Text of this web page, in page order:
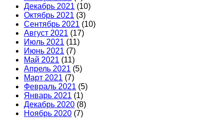
Декабрь 2021 (10)
Октябрь 2021 (3)
Сентябрь 2021 (10)
Август 2021 (17)
Июль 2021 (11)
Июнь 2021 (7)
Май 2021 (11)
Апрель 2021 (5)
Март 2021 (7)
Февраль 2021 (5)
Январь 2021 (1)
Декабрь 2020 (8)
Ноябрь 2020 (7)